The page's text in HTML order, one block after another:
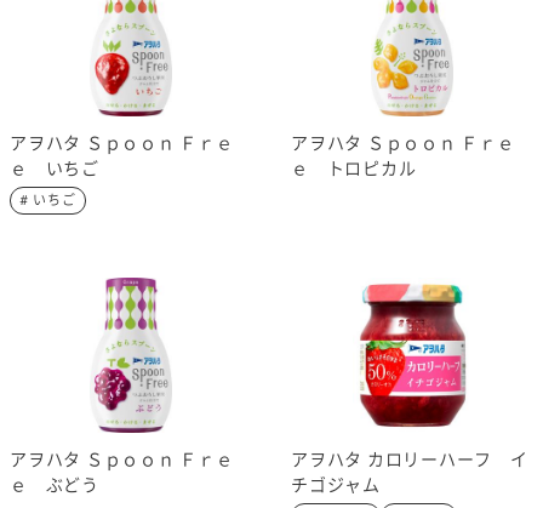
アヲハタ Ｓｐｏｏｎ Ｆｒｅ
ｅ いちご
# いちご
アヲハタ Ｓｐｏｏｎ Ｆｒｅ
ｅ トロピカル
アヲハタ Ｓｐｏｏｎ Ｆｒｅ
ｅ ぶどう
アヲハタ カロリーハーフ イ
チゴジャム